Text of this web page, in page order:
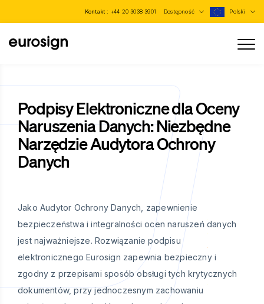
Kontakt : +44 20 3038 3901 Dostępność Polski
Podpisy Elektroniczne dla Oceny
Naruszenia Danych: Niezbędne
Narzędzie Audytora Ochrony
Danych
Jako Audytor Ochrony Danych, zapewnienie
bezpieczeństwa i integralności ocen naruszeń danych
jest najważniejsze. Rozwiązanie podpisu
elektronicznego Eurosign zapewnia bezpieczny i
zgodny z przepisami sposób obsługi tych krytycznych
dokumentów, przy jednoczesnym zachowaniu